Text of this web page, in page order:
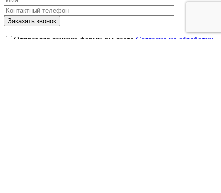
Отправляя данную форму, вы даете Согласие на обработку